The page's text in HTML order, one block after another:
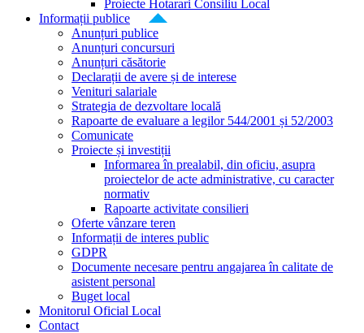
Proiecte Hotarari Consiliu Local
Informații publice
Anunțuri publice
Anunțuri concursuri
Anunțuri căsătorie
Declarații de avere și de interese
Venituri salariale
Strategia de dezvoltare locală
Rapoarte de evaluare a legilor 544/2001 și 52/2003
Comunicate
Proiecte și investiții
Informarea în prealabil, din oficiu, asupra
proiectelor de acte administrative, cu caracter
normativ
Rapoarte activitate consilieri
Oferte vânzare teren
Informații de interes public
GDPR
Documente necesare pentru angajarea în calitate de
asistent personal
Buget local
Monitorul Oficial Local
Contact